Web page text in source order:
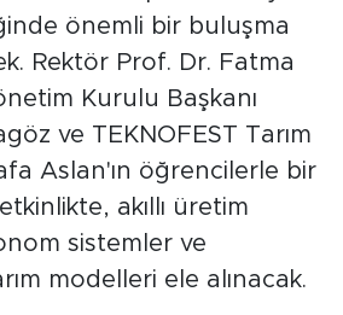
önemli bir buluşma
Rektör Prof. Dr. Fatma
Kurulu Başkanı
ve TEKNOFEST Tarım
Aslan'ın öğrencilerle bir
akıllı üretim
sistemler ve
modelleri ele alınacak.